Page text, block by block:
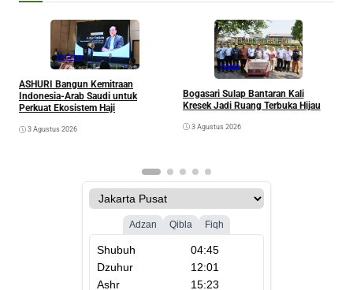
Agama
ASHURI Bangun Kemitraan
Indonesia-Arab Saudi untuk
Perkuat Ekosistem Haji
3 Agustus 2026
Kesra
Bogasari Sulap Bantaran Kali
Kresek Jadi Ruang Terbuka Hijau
3 Agustus 2026